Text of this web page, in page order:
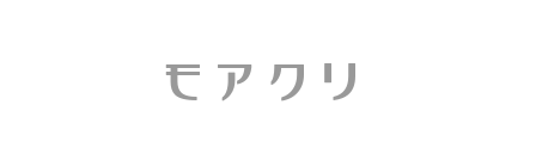
モアクリ